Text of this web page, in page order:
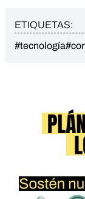
ETIQUETAS:
#tecnología